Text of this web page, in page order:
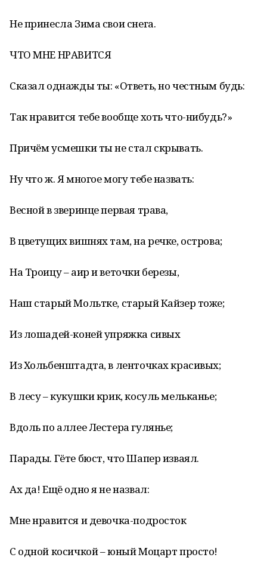
Не принесла Зима свои снега.
ЧТО МНЕ НРАВИТСЯ
Сказал однажды ты: «Ответь, но честным будь:
Так нравится тебе вообще хоть что-нибудь?»
Причём усмешки ты не стал скрывать.
Ну что ж. Я многое могу тебе назвать:
Весной в зверинце первая трава,
В цветущих вишнях там, на речке, острова;
На Троицу – аир и веточки березы,
Наш старый Мольтке, старый Кайзер тоже;
Из лошадей-коней упряжка сивых
Из Хольбенштадта, в ленточках красивых;
В лесу – кукушки крик, косуль мельканье;
Вдоль по аллее Лестера гулянье;
Парады. Гёте бюст, что Шапер изваял.
Ах да! Ещё одно я не назвал:
Мне нравится и девочка-подросток
С одной косичкой – юный Моцарт просто!